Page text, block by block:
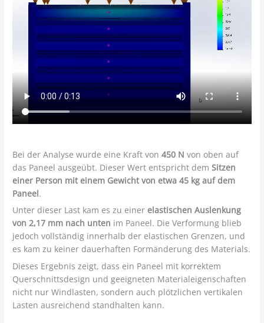
Bei der Analyse wurde eine Kraft von450 N von oben auf
das Paneel ausgeübt. Dieser Wert entspricht demSitzen
einer Person mit einem Gewicht von etwa 45 kg auf dem
Paneel.
Unter dieser Last kam es zu einerelastischen Auslenkung
von 2,17 mm nach unten im Paneel. Die Verformung blieb
jedoch vollständig innerhalb der elastischen Grenzen, und
es kam zu keiner dauerhaften Formänderung des Materials.
Dieses Ergebnis zeigt, dass ein Paneel mit korrektem
Querschnittsdesign und geeigneten Materialeigenschaften
nicht nur Windlasten, sondern auch plötzlichen vertikalen
Lasten ausreichend standhalten kann.